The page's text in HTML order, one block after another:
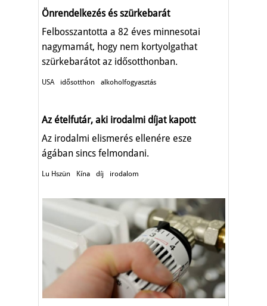
Önrendelkezés és szürkebarát
Felbosszantotta a 82 éves minnesotai
nagymamát, hogy nem kortyolgathat
szürkebarátot az idősotthonban.
USA idősotthon alkoholfogyasztás
Az ételfutár, aki irodalmi díjat kapott
Az irodalmi elismerés ellenére esze
ágában sincs felmondani.
Lu Hszün Kína díj irodalom